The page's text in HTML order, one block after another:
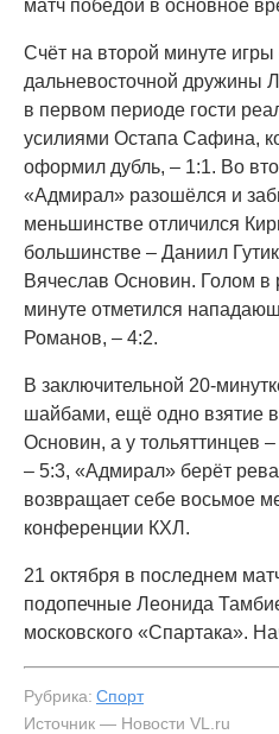
матч победой в основное
Счёт на второй минуте игры
дальневосточной дружины
в первом периоде гости
усилиями Остапа Сафина,
оформил дубль, – 1:1. Во
«Адмирал» разошёлся и
меньшинстве отличился
большинстве – Даниил
Вячеслав Основин. Голом в
минуте отметился
Романов, – 4:2.
В заключительной 20-
шайбами, ещё одно взятие
Основин, а у тольяттинцев
– 5:3, «Адмирал» берёт
возвращает себе восьмое
конференции КХЛ.
21 октября в последнем
подопечные Леонида
московского «Спартака».
Рубрика: Спорт
Источник — Новости VL.ru